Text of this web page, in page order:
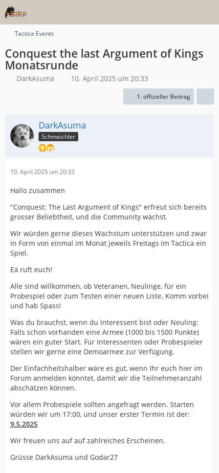
Tactica Events
Conquest the last Argument of Kings
Monatsrunde
DarkAsuma 10. April 2025 um 20:33
1. offizieller Beitrag
DarkAsuma
Schmeichler
10. April 2025 um 20:33
Hallo zusammen
"Conquest: The Last Argument of Kings" erfreut sich bereits
grosser Beliebtheit, und die Community wächst.
Wir würden gerne dieses Wachstum unterstützen und zwar
in Form von einmal im Monat jeweils Freitags im Tactica ein
Spiel.
Eä ruft euch!
Alle sind willkommen, ob Veteranen, Neulinge, für ein
Probespiel oder zum Testen einer neuen Liste. Komm vorbei
und hab Spass!
Was du brauchst, wenn du Interessent bist oder Neuling:
Falls schon vorhanden eine Armee (1000 bis 1500 Punkte)
wären ein guter Start. Für Interessenten oder Probespieler
stellen wir gerne eine Demoarmee zur Verfügung.
Der Einfachheitshalber wäre es gut, wenn Ihr euch hier im
Forum anmelden könntet, damit wir die Teilnehmeranzahl
abschätzen können.
Vor allem Probespiele sollten angefragt werden. Starten
würden wir um 17:00, und unser erster Termin ist der:
9.5.2025
Wir freuen uns auf auf zahlreiches Erscheinen.
Grüsse DarkAsuma und Godar27